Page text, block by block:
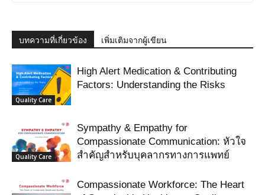
บทความที่เกี่ยวข้อง เพิ่มเติมจากผู้เขียน
Quality Care
High Alert Medication & Contributing
Factors: Understanding the Risks
Quality Care
Sympathy & Empathy for
Compassionate Communication: หัวใจ
สำคัญสำหรับบุคลากรทางการแพทย์
Compassionate Workforce: The Heart